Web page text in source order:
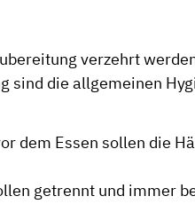
verzehrt
sind die allgemeinen
dem Essen sollen die
getrennt und immer